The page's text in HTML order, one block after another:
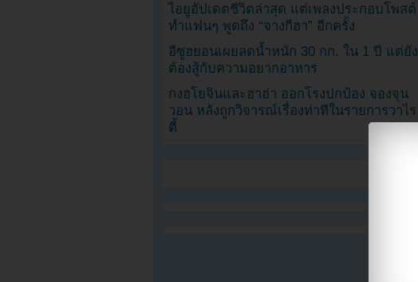
ไอยูอัปเดตชีวิตล่าสุด แต่เพลงประกอบโพสต์
ทำแฟนๆ พูดถึง “จางกีฮา” อีกครั้ง
อีซูฮยอนเผยลดน้ำหนัก 30 กก. ใน 1 ปี แต่ยัง
ต้องสู้กับความอยากอาหาร
กงฮโยจินและฮาฮ่า ออกโรงปกป้อง จองจุน
วอน หลังถูกวิจารณ์เรื่องท่าทีในรายการวาไร
ตี้